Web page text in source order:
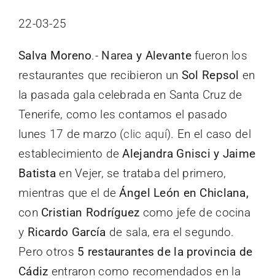
22-03-25
Salva Moreno.- Narea y Alevantefueron los
restaurantes que recibieron un Sol Repsol en
la pasada gala celebrada en Santa Cruz de
Tenerife, como les contamos el pasado
lunes 17 de marzo (clic aquí). En el caso del
establecimiento deAlejandra Gnisci y Jaime
Batista en Vejer, se trataba del primero,
mientras que el deÁngel León en Chiclana,
con Cristian Rodríguez como jefe de cocina
y Ricardo García de sala, era el segundo.
Pero otros 5 restaurantes de la provincia de
Cádiz entraron como recomendados en la